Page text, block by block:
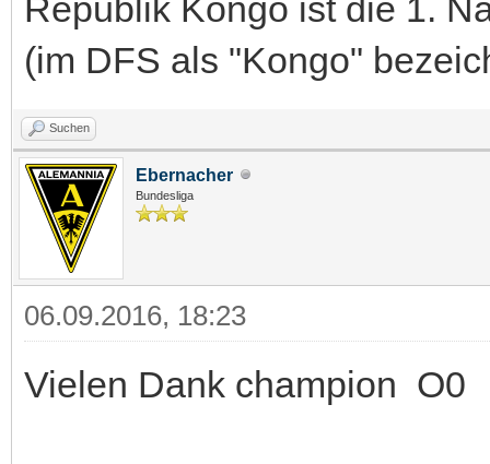
Republik Kongo ist die 1.
(im DFS als "Kongo"
Suchen
Ebernacher
Bundesliga
06.09.2016, 18:23
Vielen Dank champion O0